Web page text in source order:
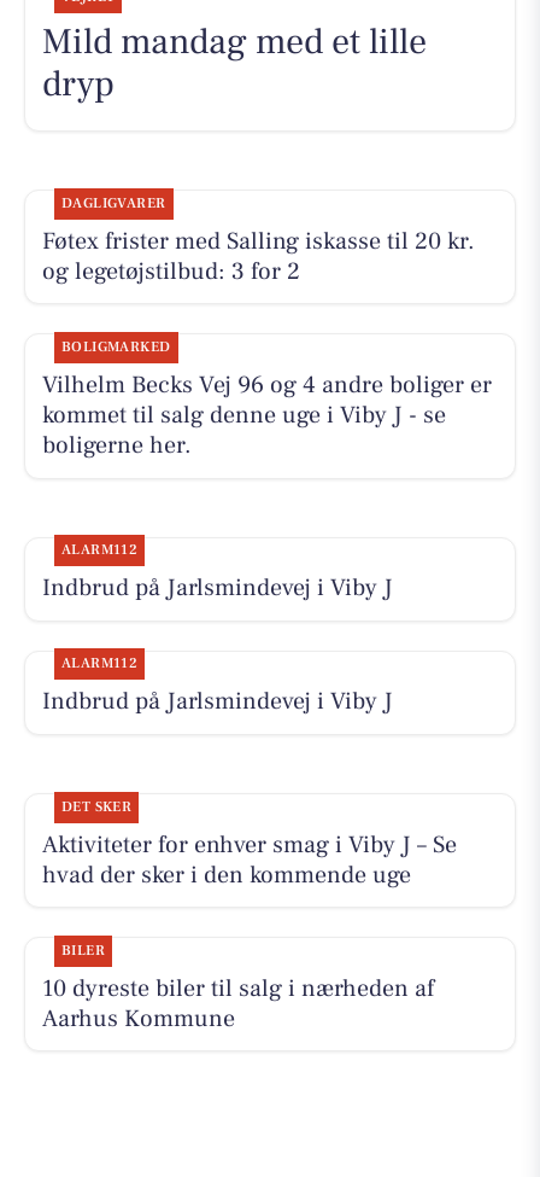
Mild mandag med et lille
dryp
DAGLIGVARER
Føtex frister med Salling iskasse til 20 kr.
og legetøjstilbud: 3 for 2
BOLIGMARKED
Vilhelm Becks Vej 96 og 4 andre boliger er
kommet til salg denne uge i Viby J - se
boligerne her.
ALARM112
Indbrud på Jarlsmindevej i Viby J
ALARM112
Indbrud på Jarlsmindevej i Viby J
DET SKER
Aktiviteter for enhver smag i Viby J – Se
hvad der sker i den kommende uge
BILER
10 dyreste biler til salg i nærheden af
Aarhus Kommune